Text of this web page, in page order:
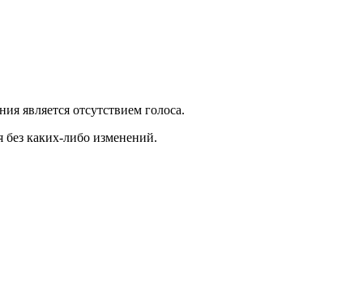
является отсутствием голоса.
без каких-либо изменений.